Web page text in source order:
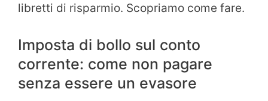
libretti di risparmio. Scopriamo come fare.
Imposta di bollo sul conto
corrente: come non pagare
senza essere un evasore